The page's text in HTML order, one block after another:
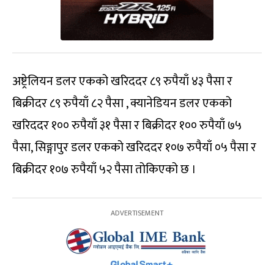
अष्ट्रेलियन डलर एकको खरिददर ८९ रुपैयाँ ४३ पैसा र
बिक्रीदर ८९ रुपैयाँ ८२ पैसा , क्यानेडियन डलर एकको
खरिददर १०० रुपैयाँ ३१ पैसा र बिक्रीदर १०० रुपैयाँ ७५
पैसा, सिङ्गापुर डलर एकको खरिददर १०७ रुपैयाँ ०५ पैसा र
बिक्रीदर १०७ रुपैयाँ ५२ पैसा तोकिएको छ ।